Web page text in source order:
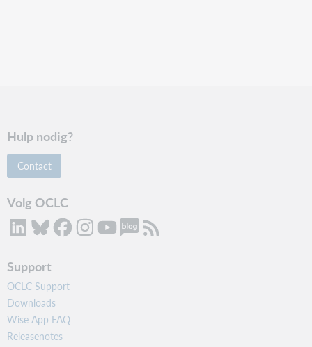
Hulp nodig?
Contact
Volg OCLC
Support
OCLC Support
Downloads
Wise App FAQ
Releasenotes